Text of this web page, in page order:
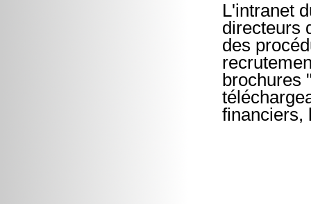
L'intranet
directeurs
des
brochures
financiers,